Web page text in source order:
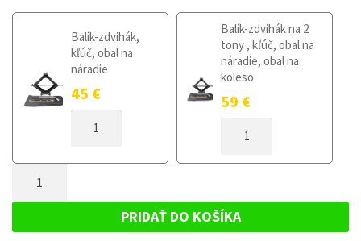
Balík-zdvihák,
kľúč, obal na
náradie
45 €
DOJAZDOVÉ
RENAULT
III
2015
Balík-zdvihák na 2
tony , kľúč, obal na
náradie, obal na
koleso
59 €
DOJAZDOVÉ
III
OD
RENAULT
PRIDAŤ DO KOŠÍKA